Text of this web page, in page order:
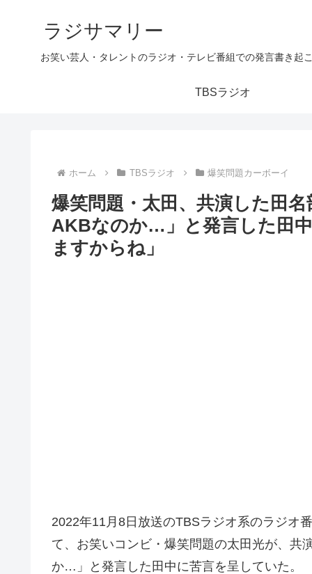
ラジサマリー
お笑い芸人・タレントのラジオ・テレビ番組での発言書き起
TBSラジオ
ホーム TBSラジオ 爆笑問題カーボーイ
爆笑問題・太田、共演した田
AKBなのか…」と発言した田
ますからね」
2022年11月8日放送のTBSラジオ系のラジオ
て、お笑いコンビ・爆笑問題の太田光が、共
か…」と発言した田中に苦言を呈していた。